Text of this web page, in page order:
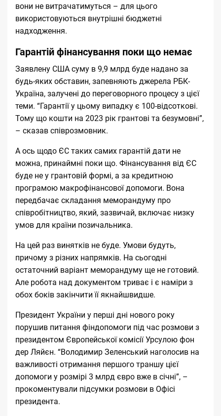
вони не витрачатимуться – для цього
використовуються внутрішні бюджетні
надходження.
Гарантій фінансування поки що немає
Заявлену США суму в 9,9 млрд буде надано за
будь-яких обставин, запевняють джерела РБК-
Україна, залучені до переговорного процесу з цієї
теми. “Гарантії у цьому випадку є 100-відсоткові.
Тому що кошти на 2023 рік грантові та безумовні”,
– сказав співрозмовник.
А ось щодо ЄС таких самих гарантій дати не
можна, принаймні поки що. Фінансування від ЄС
буде не у грантовій формі, а за кредитною
програмою макрофінансової допомоги. Вона
передбачає складання меморандуму про
співробітництво, який, зазвичай, включає низку
умов для країни позичальника.
На цей раз винятків не буде. Умови будуть,
причому з різних напрямків. На сьогодні
остаточний варіант меморандуму ще не готовий.
Але робота над документом триває і є наміри з
обох боків закінчити її якнайшвидше.
Президент України у перші дні нового року
порушив питання фіндопомоги під час розмови з
президентом Європейської комісії Урсулою фон
дер Ляйєн. “Володимир Зеленський наголосив на
важливості отримання першого траншу цієї
допомоги у розмірі 3 млрд євро вже в січні”, –
прокоментували підсумки розмови в Офісі
президента.